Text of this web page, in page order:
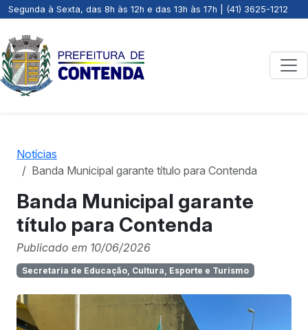
Segunda à Sexta, das 8h às 12h e das 13h às 17h | (41) 3625-1212
Notícias
Banda Municipal garante título para Contenda
Banda Municipal garante
título para Contenda
Publicado em 10/06/2026
Secretaria de Educação, Cultura, Esporte e Turismo